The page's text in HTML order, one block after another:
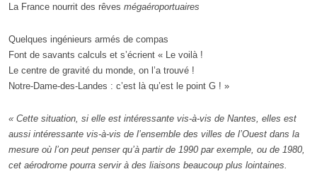
La France nourrit des rêves mégaéroportuaires
Quelques ingénieurs armés de compas
Font de savants calculs et s’écrient « Le voilà !
Le centre de gravité du monde, on l’a trouvé !
Notre-Dame-des-Landes : c’est là qu’est le point G ! »
« Cette situation, si elle est intéressante vis-à-vis de Nantes, elles est
aussi intéressante vis-à-vis de l’ensemble des villes de l’Ouest dans la
mesure où l’on peut penser qu’à partir de 1990 par exemple, ou de 1980,
cet aérodrome pourra servir à des liaisons beaucoup plus lointaines.